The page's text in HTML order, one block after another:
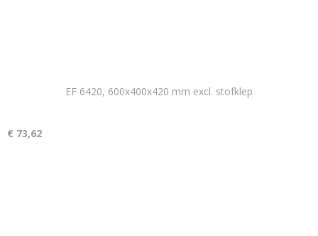
EF 6420, 600x400x420 mm excl. stofklep
€ 73,62